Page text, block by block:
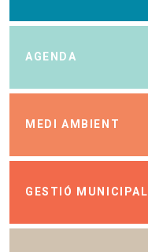
AGENDA
MEDI AMBIENT
GESTIÓ MUNICIPAL